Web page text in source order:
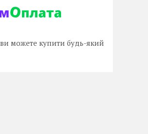
можете купити будь-який